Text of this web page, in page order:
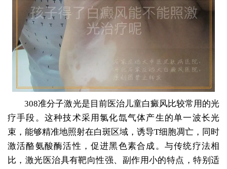
308准分子激光是目前医治儿童白癜风比较常用的光
疗手段。这种技术采用氯化氙气体产生的单一波长光
束，能够精准地照射在白斑区域，诱导T细胞凋亡，同时
激活酪氨酸酶活性，促进黑色素合成。与传统疗法相
比，激光医治具有靶向性强、副作用小的特点，特别适